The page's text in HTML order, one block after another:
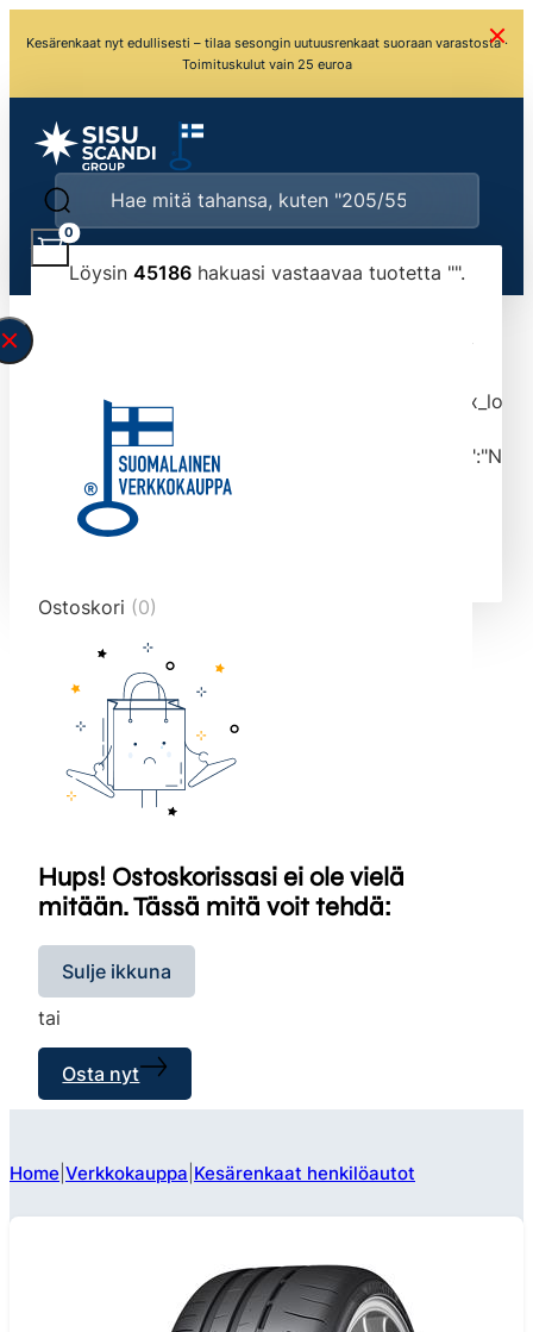
Kesärenkaat nyt edullisesti – tilaa sesongin uutuusrenkaat suoraan varastosta ·
Toimituskulut vain 25 euroa
Löysin 45186hakuasi vastaavaa tuotetta "".
typed the search query correctly.<br>Currently
tmlmvi","meta_query":
data-original-query-vars="[]" data-page="1"
data-max-pages="4519" data-start="1" data-
end="10">
0
Ostoskori (0)
Hups! Ostoskorissasi ei ole vielä
mitään. Tässä mitä voit tehdä:
Sulje ikkuna
tai
Osta nyt
Home Verkkokauppa Kesärenkaat henkilöautot